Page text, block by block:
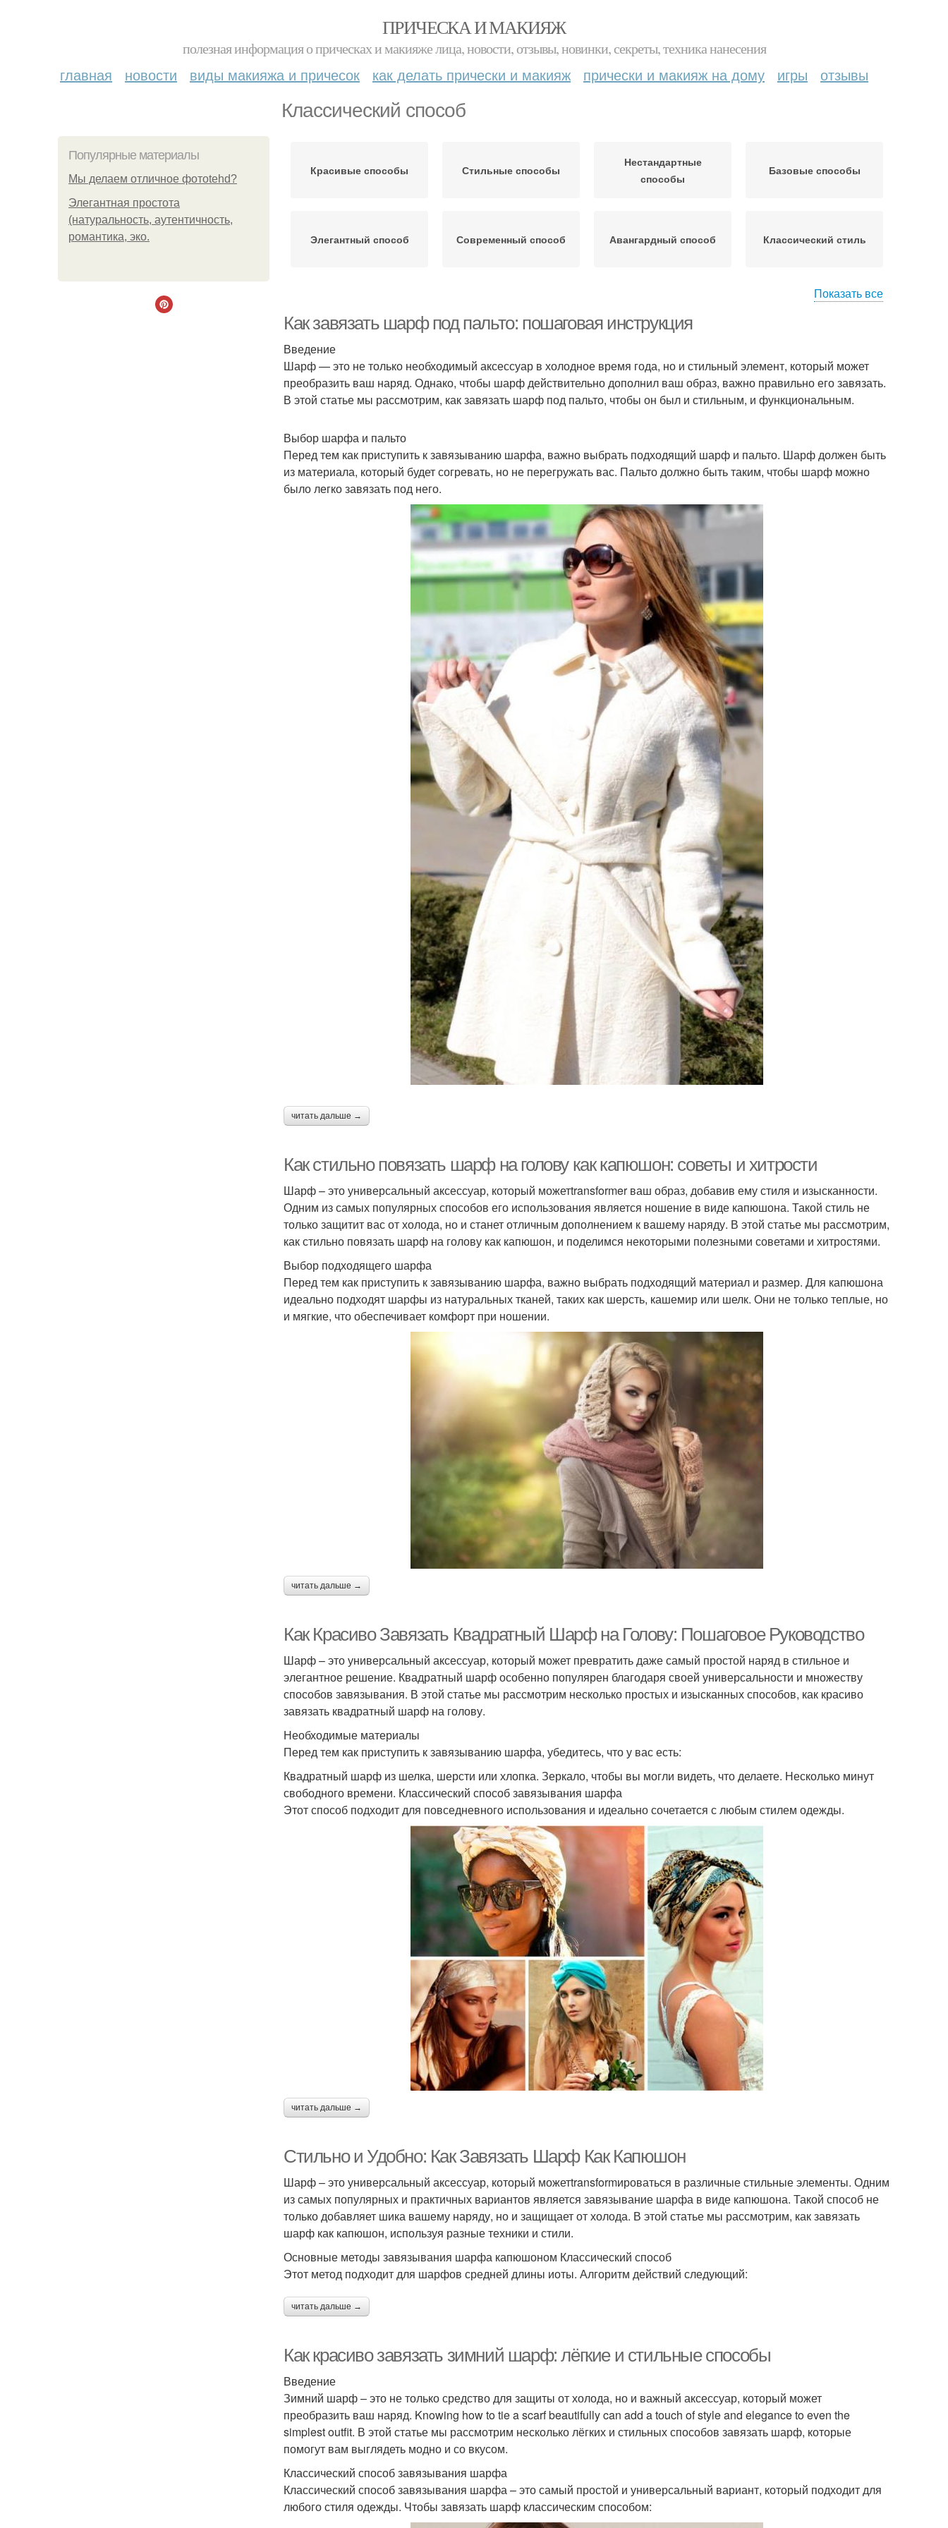
ПРИЧЕСКА И МАКИЯЖ
полезная информация о прическах и макияже лица, новости, отзывы, новинки, секреты, техника нанесения
главная новости виды макияжа и причесок как делать прически и макияж прически и макияж на дому игры отзывы
Классический способ
Популярные материалы
Мы делаем отличное фотоtehd?
Элегантная простота
(натуральность, аутентичность,
романтика, эко.
Красивые способы Стильные способы
Нестандартные
способы
Базовые способы
Элегантный способ Современный способ Авангардный способ Классический стиль
шарфов
Показать все
Как завязать шарф под пальто: пошаговая инструкция
Введение
Шарф — это не только необходимый аксессуар в холодное время года, но и стильный элемент, который может
преобразить ваш наряд. Однако, чтобы шарф действительно дополнил ваш образ, важно правильно его завязать.
В этой статье мы рассмотрим, как завязать шарф под пальто, чтобы он был и стильным, и функциональным.
Выбор шарфа и пальто
Перед тем как приступить к завязыванию шарфа, важно выбрать подходящий шарф и пальто. Шарф должен быть
из материала, который будет согревать, но не перегружать вас. Пальто должно быть таким, чтобы шарф можно
было легко завязать под него.
читать дальше →
Как стильно повязать шарф на голову как капюшон: советы и хитрости
Шарф – это универсальный аксессуар, который можетtransformer ваш образ, добавив ему стиля и изысканности.
Одним из самых популярных способов его использования является ношение в виде капюшона. Такой стиль не
только защитит вас от холода, но и станет отличным дополнением к вашему наряду. В этой статье мы рассмотрим,
как стильно повязать шарф на голову как капюшон, и поделимся некоторыми полезными советами и хитростями.
Выбор подходящего шарфа
Перед тем как приступить к завязыванию шарфа, важно выбрать подходящий материал и размер. Для капюшона
идеально подходят шарфы из натуральных тканей, таких как шерсть, кашемир или шелк. Они не только теплые, но
и мягкие, что обеспечивает комфорт при ношении.
читать дальше →
Как Красиво Завязать Квадратный Шарф на Голову: Пошаговое Руководство
Шарф – это универсальный аксессуар, который может превратить даже самый простой наряд в стильное и
элегантное решение. Квадратный шарф особенно популярен благодаря своей универсальности и множеству
способов завязывания. В этой статье мы рассмотрим несколько простых и изысканных способов, как красиво
завязать квадратный шарф на голову.
Необходимые материалы
Перед тем как приступить к завязыванию шарфа, убедитесь, что у вас есть:
Квадратный шарф из шелка, шерсти или хлопка. Зеркало, чтобы вы могли видеть, что делаете. Несколько минут
свободного времени. Классический способ завязывания шарфа
Этот способ подходит для повседневного использования и идеально сочетается с любым стилем одежды.
читать дальше →
Стильно и Удобно: Как Завязать Шарф Как Капюшон
Шарф – это универсальный аксессуар, который можетtransformироваться в различные стильные элементы. Одним
из самых популярных и практичных вариантов является завязывание шарфа в виде капюшона. Такой способ не
только добавляет шика вашему наряду, но и защищает от холода. В этой статье мы рассмотрим, как завязать
шарф как капюшон, используя разные техники и стили.
Основные методы завязывания шарфа капюшоном Классический способ
Этот метод подходит для шарфов средней длины иоты. Алгоритм действий следующий:
читать дальше →
Как красиво завязать зимний шарф: лёгкие и стильные способы
Введение
Зимний шарф – это не только средство для защиты от холода, но и важный аксессуар, который может
преобразить ваш наряд. Knowing how to tie a scarf beautifully can add a touch of style and elegance to even the
simplest outfit. В этой статье мы рассмотрим несколько лёгких и стильных способов завязать шарф, которые
помогут вам выглядеть модно и со вкусом.
Классический способ завязывания шарфа
Классический способ завязывания шарфа – это самый простой и универсальный вариант, который подходит для
любого стиля одежды. Чтобы завязать шарф классическим способом: